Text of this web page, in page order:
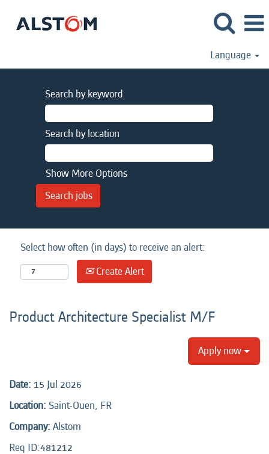
Language
Search by keyword
Search by location
Show More Options
Select how often (in days) to receive an alert:
Create Alert
Product Architecture Specialist M/F
Apply now
Date: 15 Jul 2026
Location: Saint-Ouen, FR
Company: Alstom
Req ID:481212